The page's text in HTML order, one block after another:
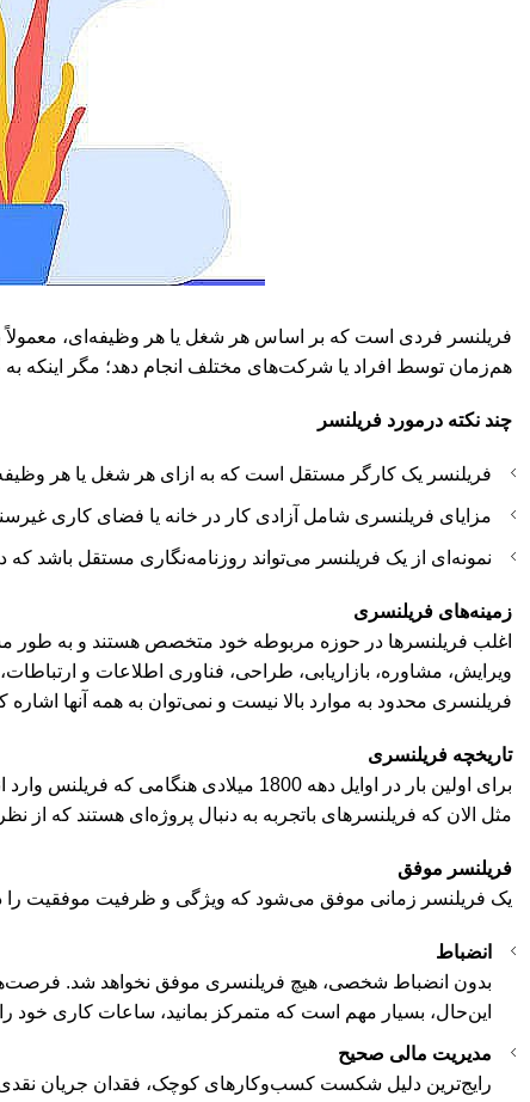
فریلنسر فردی است که بر اساس هر شغل یا هر وظیفه‌ای،
هم‌زمان توسط افراد یا شرکت‌های مختلف انجام دهد؛ مگر اینکه
چند نکته درمورد فریلنسر
فریلنسر یک کارگر مستقل است که به‌ ازای هر شغل یا هر
مزایای فریلنسری شامل آزادی کار در خانه یا فضای کاری
نمونه‌ای از یک فریلنسر می‌تواند روزنامه‌نگاری مستقل باشد
زمینه‌های فریلنسری
اغلب فریلنسرها در حوزه مربوطه خود متخصص هستند و به طور
ویرایش، مشاوره، بازاریابی، طراحی، فناوری اطلاعات و
فریلنسری محدود به موارد بالا نیست و نمی‌توان به همه آنها اشاره
تاریخچه فریلنسری
برای اولین‌ بار در اوایل دهه 1800
مثل الان که فریلنسرهای باتجربه به دنبال پروژه‌ای هستند که
فریلنسر موفق
یک فریلنسر زمانی موفق می‌شود که ویژگی و ظرفیت موفقیت را
انضباط
بدون انضباط شخصی، هیچ فریلنسری موفق نخواهد شد. فرصت‌های
این‌حال، بسیار مهم است که متمرکز بمانید، ساعات کاری خود
مدیریت مالی صحیح
رایج‌ترین دلیل شکست کسب‌وکارهای کوچک، فقدان جریان نقدی